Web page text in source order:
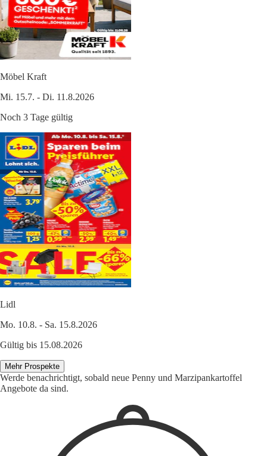
Möbel Kraft
Mi. 15.7. - Di. 11.8.2026
Noch 3 Tage gültig
Lidl
Mo. 10.8. - Sa. 15.8.2026
Gültig bis 15.08.2026
Mehr Prospekte
Werde benachrichtigt, sobald neue Penny und Marzipankartoffel
Angebote da sind.